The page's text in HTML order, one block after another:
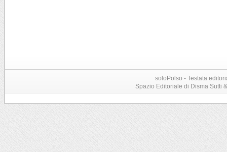
soloPolso - Testata
Spazio Editoriale di Disma Sutti